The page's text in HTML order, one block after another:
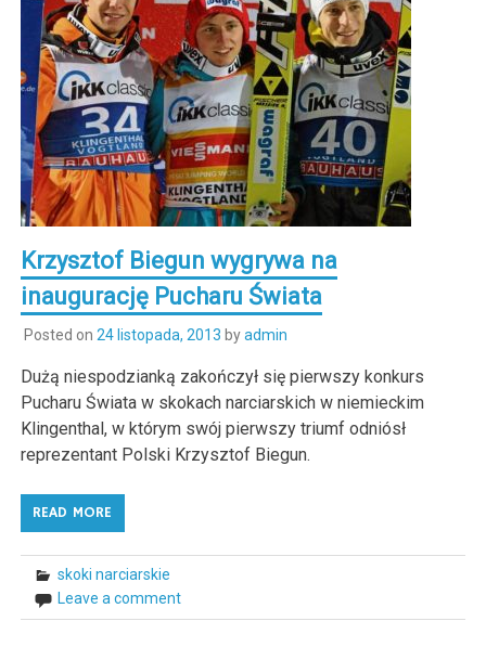
Krzysztof Biegun wygrywa na
inaugurację Pucharu Świata
Posted on 24 listopada, 2013 byadmin
Dużą niespodzianką zakończył się pierwszy konkurs
Pucharu Świata w skokach narciarskich w niemieckim
Klingenthal, w którym swój pierwszy triumf odniósł
reprezentant Polski Krzysztof Biegun.
READ MORE
skoki narciarskie
Leave a comment